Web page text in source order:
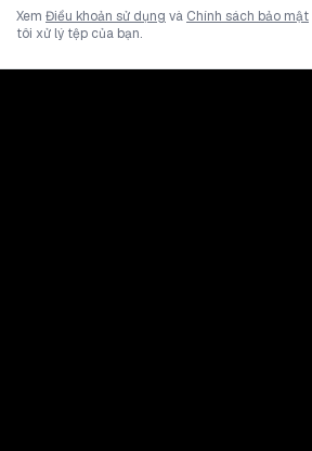
Xem Điều khoản sử dụng và Chính sách bảo mật
tôi xử lý tệp của bạn.